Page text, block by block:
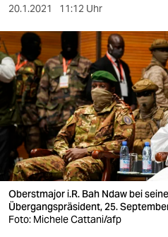
sport
berlin
nord
wahrheit
verlag
verlag
20.1.2021 11:12 Uhr
Oberstmajor i.R. Bah Ndaw bei
Übergangspräsident, 25.
Foto: Michele Cattani/afp